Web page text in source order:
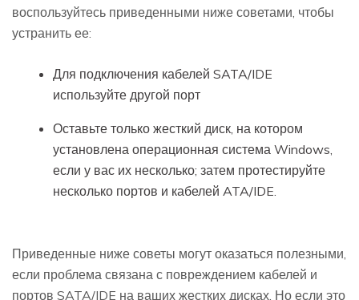
воспользуйтесь приведенными ниже советами, чтобы
устранить ее:
Для подключения кабелей SATA/IDE
используйте другой порт
Оставьте только жесткий диск, на котором
установлена операционная система Windows,
если у вас их несколько; затем протестируйте
несколько портов и кабелей ATA/IDE.
Приведенные ниже советы могут оказаться полезными,
если проблема связана с повреждением кабелей и
портов SATA/IDE на ваших жестких дисках. Но если это